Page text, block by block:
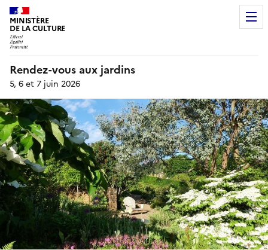
MINISTÈRE
DE LA CULTURE
Rendez-vous aux jardins
5, 6 et 7 juin 2026